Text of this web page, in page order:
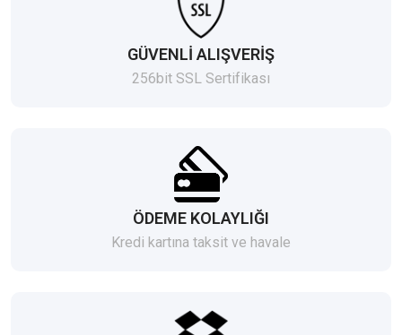
GÜVENLİ ALIŞVERİŞ
256bit SSL Sertifikası
ÖDEME KOLAYLIĞI
Kredi kartına taksit ve havale